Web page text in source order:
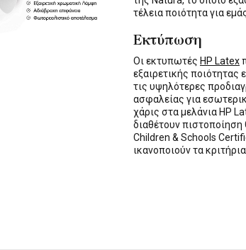
τέλεια ποιότητα για
Εκτύπωση
Οι εκτυπωτές HP Latex
εξαιρετικής ποιότητας
τις υψηλότερες
ασφαλείας για
χάρις στα μελάνια HP
διαθέτουν πιστοποίηση
Children & Schools
ικανοποιούν τα